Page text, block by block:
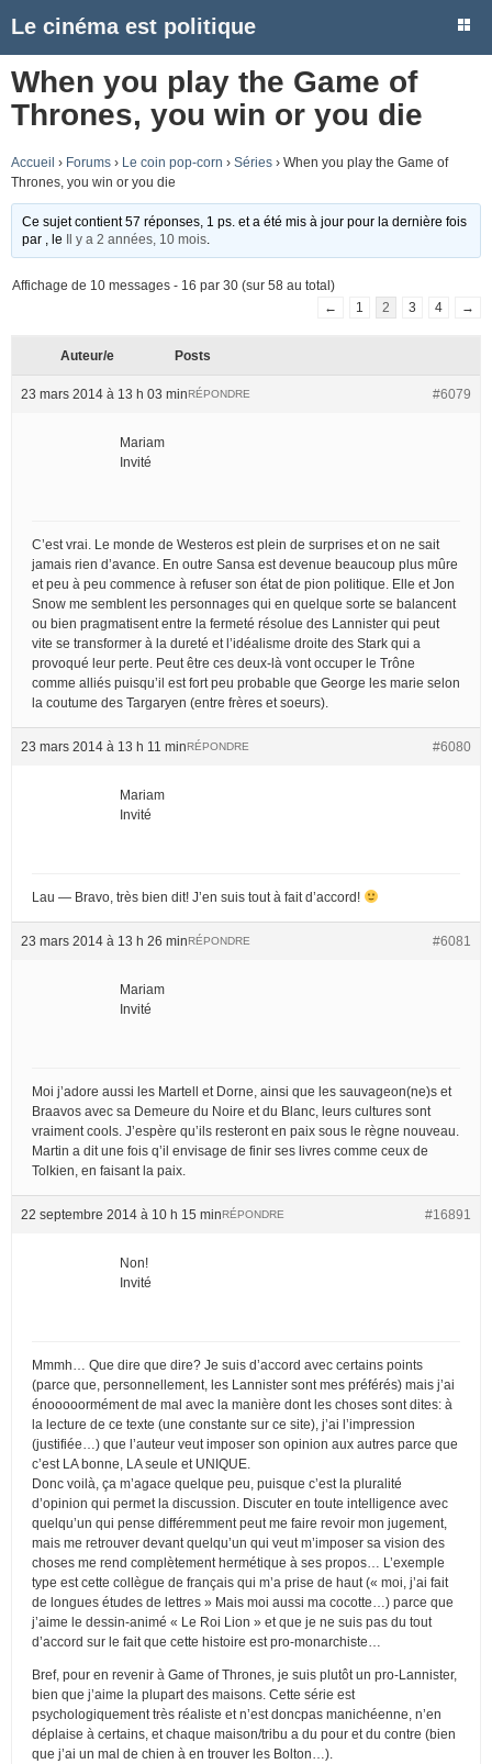
Le cinéma est politique
When you play the Game of
Thrones, you win or you die
Accueil › Forums › Le coin pop-corn › Séries › When you play the Game of
Thrones, you win or you die
Ce sujet contient 57 réponses, 1 ps. et a été mis à jour pour la dernière fois
par
, le Il y a 2 années, 10 mois
Affichage de 10 messages - 16 par 30 (sur 58 au total)
←
1 2 3 4 →
Auteur/e Posts
23 mars 2014 à 13 h 03 min #6079
RÉPONDRE
Mariam
Invité
C’est vrai. Le monde de Westeros est plein de surprises et on ne sait
jamais rien d’avance. En outre Sansa est devenue beaucoup plus mûre
et peu à peu commence à refuser son état de pion politique. Elle et Jon
Snow me semblent les personnages qui en quelque sorte se balancent
ou bien pragmatisent entre la fermeté résolue des Lannister qui peut
vite se transformer à la dureté et l’idéalisme droite des Stark qui a
provoqué leur perte. Peut être ces deux-là vont occuper le Trône
comme alliés puisqu’il est fort peu probable que George les marie selon
la coutume des Targaryen (entre frères et soeurs).
23 mars 2014 à 13 h 11 min #6080
RÉPONDRE
Mariam
Invité
Lau — Bravo, très bien dit! J’en suis tout à fait d’accord!
23 mars 2014 à 13 h 26 min #6081
RÉPONDRE
Mariam
Invité
Moi j’adore aussi les Martell et Dorne, ainsi que les sauvageon(ne)s et
Braavos avec sa Demeure du Noire et du Blanc, leurs cultures sont
vraiment cools. J’espère qu’ils resteront en paix sous le règne nouveau.
Martin a dit une fois q’il envisage de finir ses livres comme ceux de
Tolkien, en faisant la paix.
22 septembre 2014 à 10 h 15 min #16891
RÉPONDRE
Non!
Invité
Mmmh… Que dire que dire? Je suis d’accord avec certains points
(parce que, personnellement, les Lannister sont mes préférés) mais j’ai
énooooormément de mal avec la manière dont les choses sont dites: à
la lecture de ce texte (une constante sur ce site), j’ai l’impression
(justifiée…) que l’auteur veut imposer son opinion aux autres parce que
c’est LA bonne, LA seule et UNIQUE.
Donc voilà, ça m’agace quelque peu, puisque c’est la pluralité
d’opinion qui permet la discussion. Discuter en toute intelligence avec
quelqu’un qui pense différemment peut me faire revoir mon jugement,
mais me retrouver devant quelqu’un qui veut m’imposer sa vision des
choses me rend complètement hermétique à ses propos… L’exemple
type est cette collègue de français qui m’a prise de haut (« moi, j’ai fait
de longues études de lettres » Mais moi aussi ma cocotte…) parce que
j’aime le dessin-animé « Le Roi Lion » et que je ne suis pas du tout
d’accord sur le fait que cette histoire est pro-monarchiste…
Bref, pour en revenir à Game of Thrones, je suis plutôt un pro-Lannister,
bien que j’aime la plupart des maisons. Cette série est
psychologiquement très réaliste et n’est doncpas manichéenne, n’en
déplaise à certains, et chaque maison/tribu a du pour et du contre (bien
que j’ai un mal de chien à en trouver les Bolton…).